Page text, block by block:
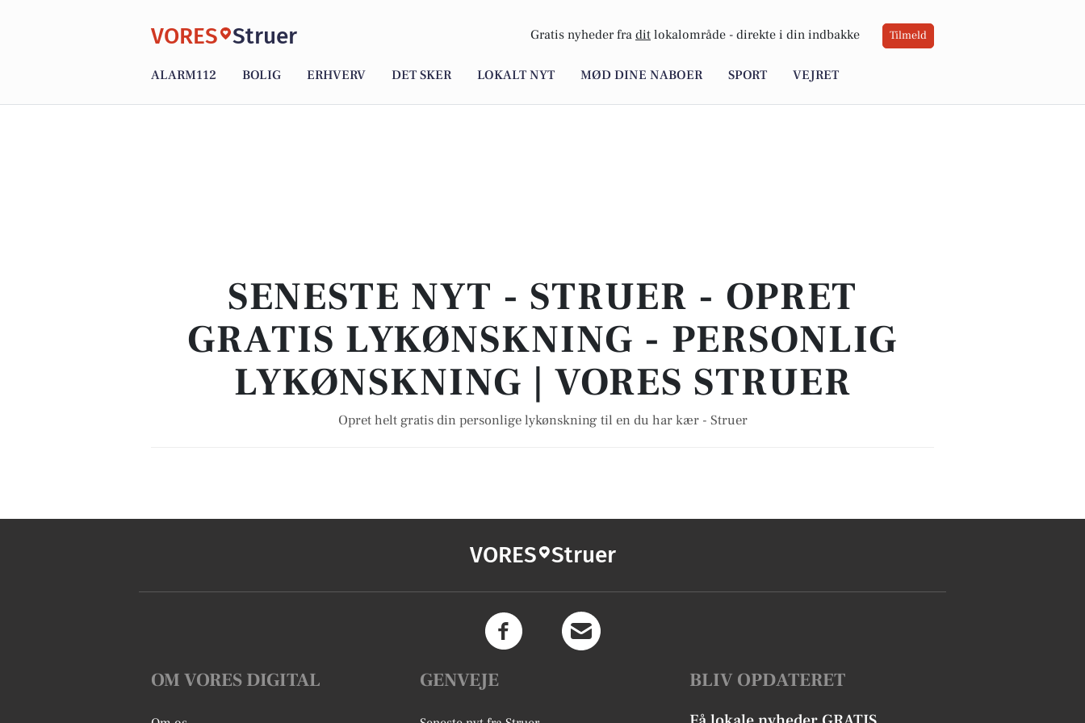
VORES Struer Gratis nyheder fra dit lokalområde - direkte i din indbakke Tilmeld
ALARM112 BOLIG ERHVERV DET SKER LOKALT NYT MØD DINE NABOER SPORT VEJRET
SENESTE NYT - STRUER - OPRET
GRATIS LYKØNSKNING - PERSONLIG
LYKØNSKNING | VORES STRUER
Opret helt gratis din personlige lykønskning til en du har kær - Struer
VORES Struer
OM VORES DIGITAL GENVEJE BLIV OPDATERET